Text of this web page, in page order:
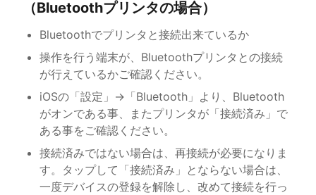
（Bluetoothプリンタの場合）
Bluetoothでプリンタと接続出来ているか
操作を行う端末が、Bluetoothプリンタとの接続
が行えているかご確認ください。
iOSの「設定」→「Bluetooth」より、Bluetooth
がオンである事、またプリンタが「接続済み」で
ある事をご確認ください。
接続済みではない場合は、再接続が必要になりま
す。タップして「接続済み」とならない場合は、
一度デバイスの登録を解除し、改めて接続を行っ